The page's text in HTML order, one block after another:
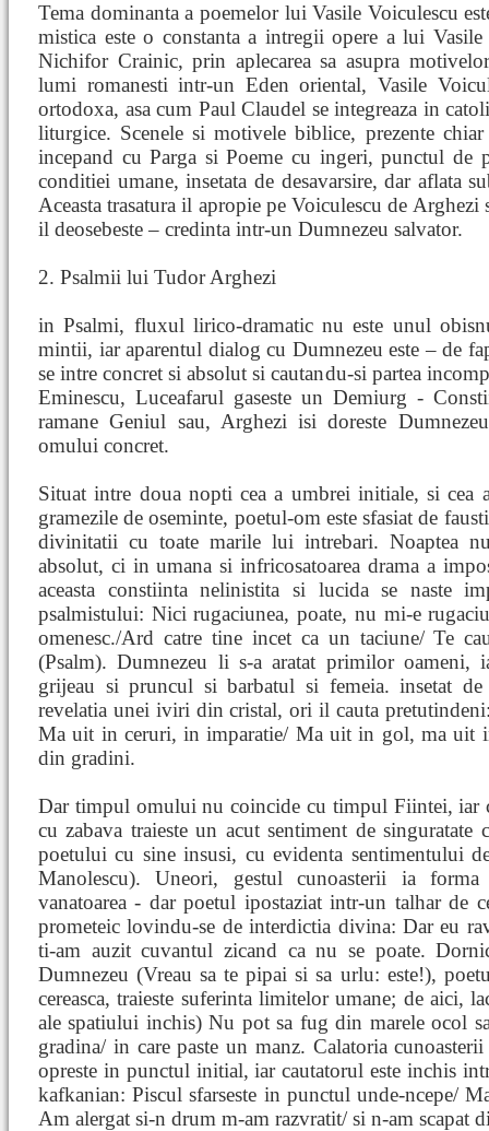
Tema dominanta a poemelor lui Vasile Voiculescu
mistica este o constanta a intregii opere a lui
Nichifor Crainic, prin aplecarea sa asupra
lumi romanesti intr-un Eden oriental, Vasile
ortodoxa, asa cum Paul Claudel se integreaza in
liturgice. Scenele si motivele biblice, prezente
incepand cu Parga si Poeme cu ingeri, punctul de
conditiei umane, insetata de desavarsire, dar aflata
Aceasta trasatura il apropie pe Voiculescu de
il deosebeste – credinta intr-un Dumnezeu salvator.
2. Psalmii lui Tudor Arghezi
in Psalmi, fluxul lirico-dramatic nu este unul
mintii, iar aparentul dialog cu Dumnezeu este – de
se intre concret si absolut si cautandu-si partea
Eminescu, Luceafarul gaseste un Demiurg -
ramane Geniul sau, Arghezi isi doreste
omului concret.
Situat intre doua nopti cea a umbrei initiale, si cea
gramezile de oseminte, poetul-om este sfasiat de
divinitatii cu toate marile lui intrebari. Noaptea
absolut, ci in umana si infricosatoarea drama a
aceasta constiinta nelinistita si lucida se naste
psalmistului: Nici rugaciunea, poate, nu mi-e
omenesc./Ard catre tine incet ca un taciune/ Te
(Psalm). Dumnezeu li s-a aratat primilor oameni,
grijeau si pruncul si barbatul si femeia. insetat
revelatia unei iviri din cristal, ori il cauta
Ma uit in ceruri, in imparatie/ Ma uit in gol, ma uit
din gradini.
Dar timpul omului nu coincide cu timpul Fiintei, iar
cu zabava traieste un acut sentiment de
poetului cu sine insusi, cu evidenta sentimentului
Manolescu). Uneori, gestul cunoasterii ia
vanatoarea - dar poetul ipostaziat intr-un talhar de
prometeic lovindu-se de interdictia divina: Dar eu
ti-am auzit cuvantul zicand ca nu se poate.
Dumnezeu (Vreau sa te pipai si sa urlu: este!),
cereasca, traieste suferinta limitelor umane; de aici,
ale spatiului inchis) Nu pot sa fug din marele ocol
gradina/ in care paste un manz. Calatoria
opreste in punctul initial, iar cautatorul este inchis
kafkanian: Piscul sfarseste in punctul unde-ncepe/
Am alergat si-n drum m-am razvratit/ si n-am scapat